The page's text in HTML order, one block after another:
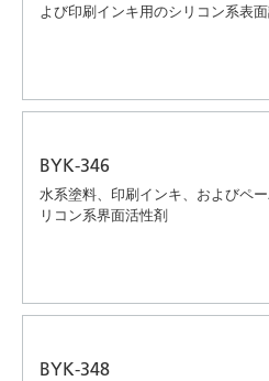
よび印刷インキ用のシリコン系表
BYK-346
水系塗料、印刷インキ、およびペ
リコン系界面活性剤
BYK-348